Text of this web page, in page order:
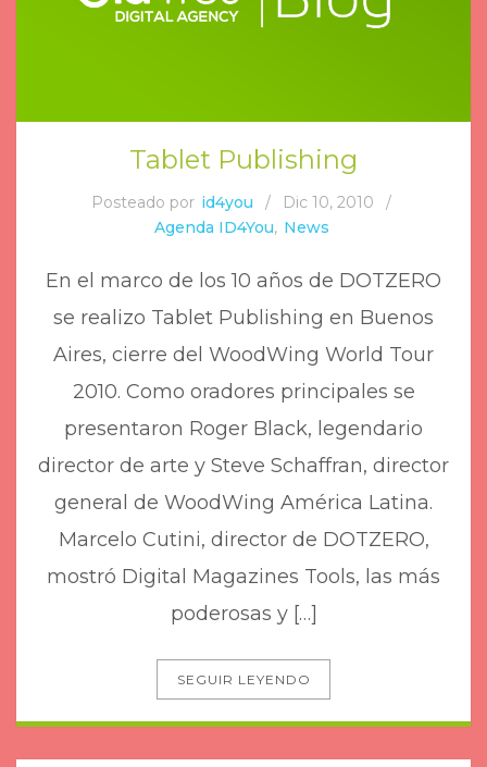
Tablet Publishing
Posteado por id4you / Dic 10, 2010
/
Agenda ID4You, News
En el marco de los 10 años de DOTZERO
se realizo Tablet Publishing en Buenos
Aires, cierre del WoodWing World Tour
2010. Como oradores principales se
presentaron Roger Black, legendario
director de arte y Steve Schaffran, director
general de WoodWing América Latina.
Marcelo Cutini, director de DOTZERO,
mostró Digital Magazines Tools, las más
poderosas y […]
SEGUIR LEYENDO